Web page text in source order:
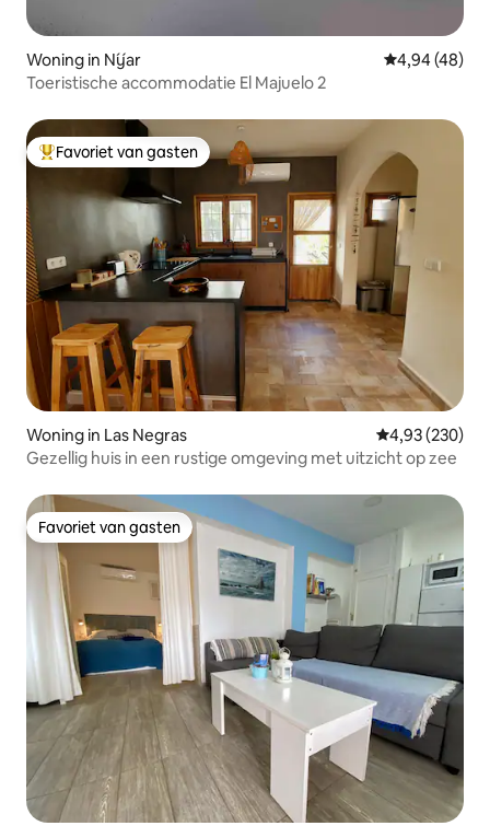
Woning in Níjar Gemiddelde
4,94 (48)
Toeristische accommodatie El Majuelo 2
Topfavoriet van gasten
Favoriet van gasten
Woning in Las Negras Gemiddelde
4,93 (230)
Gezellig huis in een rustige omgeving met uitzicht op zee
Favoriet van gasten
Favoriet van gasten